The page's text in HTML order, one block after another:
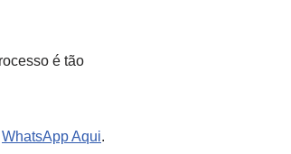
é tão
WhatsApp Aqui.